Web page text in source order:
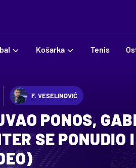
Košarka Tenis
F. VESELINOVIĆ
PONOS,
SE PONUDIO